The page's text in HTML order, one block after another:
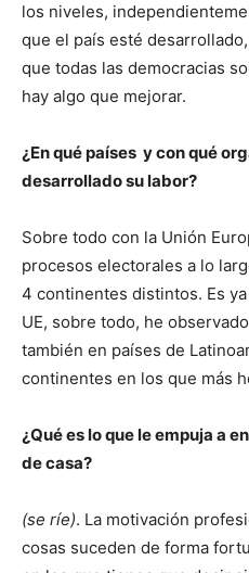
los niveles,
que el país esté
que todas las democracias
hay algo que mejorar.
¿En qué países y con qué
desarrollado su labor?
Sobre todo con la Unión
procesos electorales a lo
4 continentes distintos. Es
UE, sobre todo, he
también en países de
continentes en los que más
¿Qué es lo que le empuja a
de casa?
(se ríe). La motivación
cosas suceden de forma